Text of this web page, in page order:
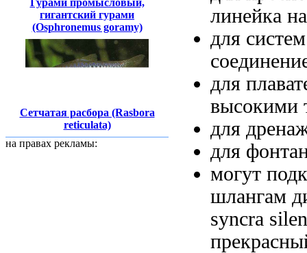
гигантский гурами
(Osphronemus goramy)
Сетчатая расбора (Rasbora
reticulata)
на правах рекламы:
линейка
для
для
высокими
для
для
могут
шлангам
syncra